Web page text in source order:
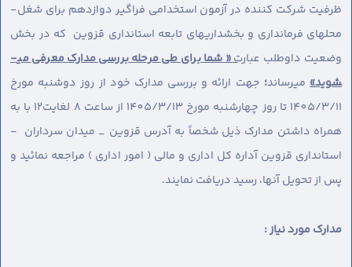
ظرفیت شرکت کننده در آزمون استخدامی فراگیر دوازدهم برای شغل-
محل­های فرمانداری و بخشداریهای تابعه استانداری قزوین که در بخش
وضعیت داوطلب عبارت« شما برای طی مرحله بررسی مدارک معرفی می­
شوید»می­رساند؛ جهت ارائه و بررسی مدارک خود از روز دوشنبه مورخ
1405/3/11 تا روز چهارشنبه مورخ 1405/3/13 از ساعت 8 لغایت12 با به
همراه داشتن مدارک ذیل شخصاً به آدرس قزوین _ میدان سرداران -
استانداری قزوین آداره کل اداری و مالی ( امور اداری ) مراجعه نمائید و
پس از تحویل آنها، رسید دریافت نمایند.
مدارک مورد نیاز :